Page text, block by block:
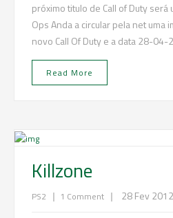
próximo titulo de Call of Duty será
Ops Anda a circular pela net uma
novo Call Of Duty e a data 28-
Read More
Killzone
PS2 | 1 Comment | 28 Fev 2012